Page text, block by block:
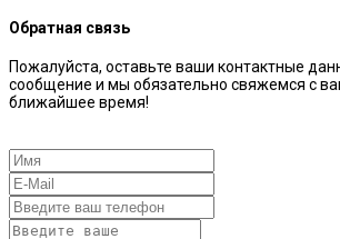
Обратная связь
Пожалуйста, оставьте ваши контактные
сообщение и мы обязательно свяжемся с
ближайшее время!